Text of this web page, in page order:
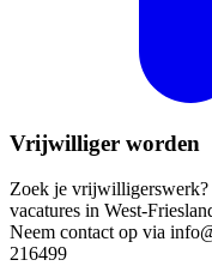
Vrijwilliger worden
Zoek je vrijwilligerswerk?
vacatures in West-
Neem contact op via
216499